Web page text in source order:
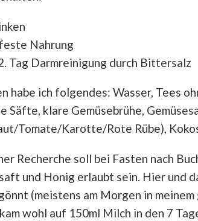
Nahrung
Tag Darmreinigung durch Bittersalz
habe ich folgendes: Wasser, Tees
Säfte, klare Gemüsebrühe,
Tomate/Karotte/Rote Rübe),
Recherche soll bei Fasten nach
und Honig erlaubt sein. Hier und
(meistens am Morgen in
wohl auf 150ml Milch in den 7